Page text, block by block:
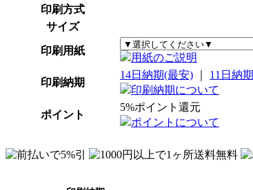
印刷方式
サイズ
印刷用紙
用紙のご説明
印刷納期
14日納期(最安) 11日納期
印刷納期について
ポイント
5%ポイント還元
ポイントについて